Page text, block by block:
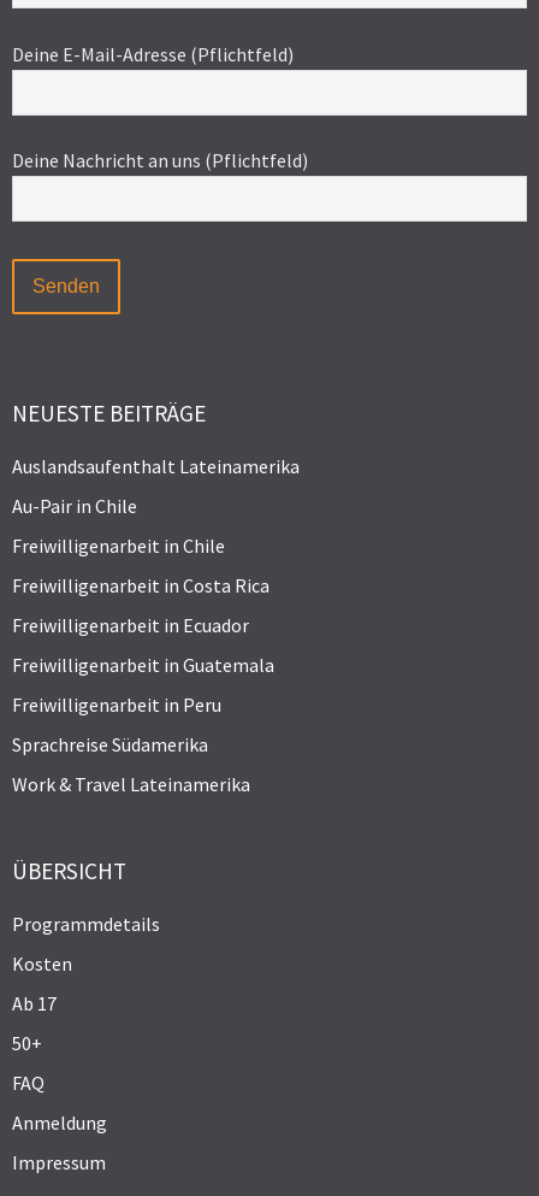
Deine E-Mail-Adresse (Pflichtfeld)
Deine Nachricht an uns (Pflichtfeld)
NEUESTE BEITRÄGE
Auslandsaufenthalt Lateinamerika
Au-Pair in Chile
Freiwilligenarbeit in Chile
Freiwilligenarbeit in Costa Rica
Freiwilligenarbeit in Ecuador
Freiwilligenarbeit in Guatemala
Freiwilligenarbeit in Peru
Sprachreise Südamerika
Work & Travel Lateinamerika
ÜBERSICHT
Programmdetails
Kosten
Ab 17
50+
FAQ
Anmeldung
Impressum